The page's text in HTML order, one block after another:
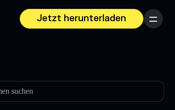
Jetzt herunterladen
Menü
suchen